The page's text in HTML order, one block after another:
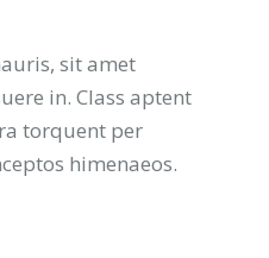
sit amet
in. Class aptent
torquent per
himenaeos.